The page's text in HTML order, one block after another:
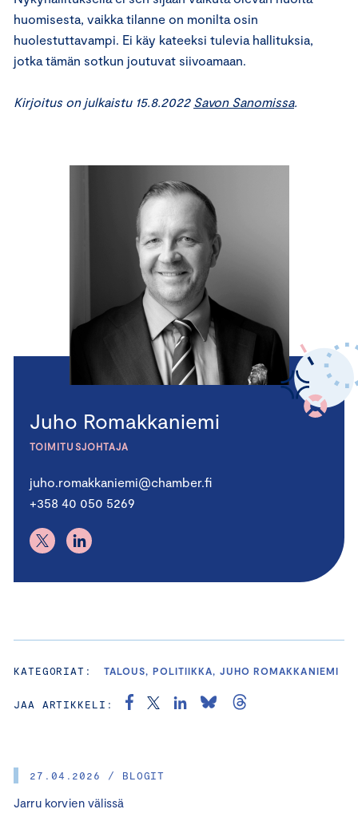
27.04.2026 / BLOGIT
Jarru korvien välissä
huomisesta, vaikka tilanne on monilta osin
huolestuttavampi. Ei käy kateeksi tulevia hallituksia,
jotka tämän sotkun joutuvat siivoamaan.
Kirjoitus on julkaistu 15.8.2022 Savon Sanomissa.
Juho Romakkaniemi
TOIMITUSJOHTAJA
juho.romakkaniemi@chamber.fi
+358 40 050 5269
KATEGORIAT: TALOUS, POLITIIKKA, JUHO ROMAKKANIEMI
JAA ARTIKKELI: